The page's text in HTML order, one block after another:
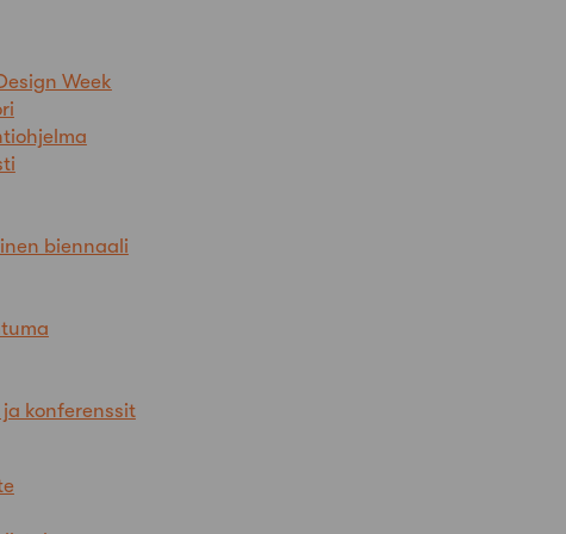
Week
biennaali
konferenssit